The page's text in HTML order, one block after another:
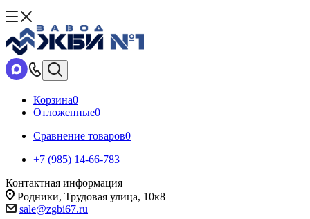
Корзина0
Отложенные0
Сравнение товаров0
+7 (985) 14-66-783
Контактная информация
Родники, Трудовая улица, 10к8
sale@zgbi67.ru